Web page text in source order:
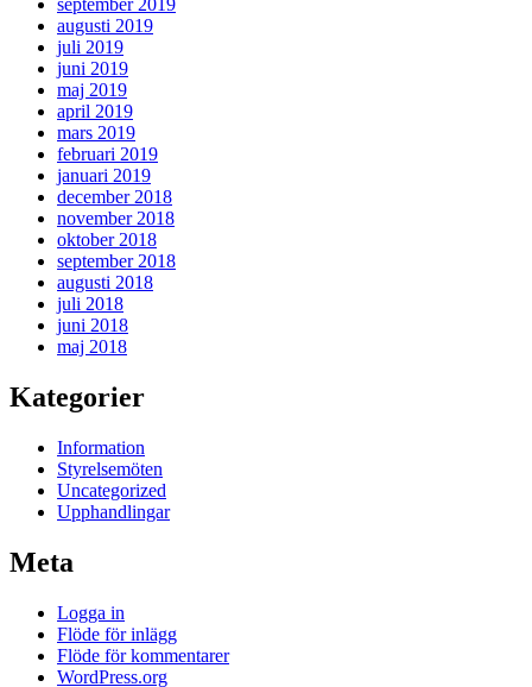
september 2019
augusti 2019
juli 2019
juni 2019
maj 2019
april 2019
mars 2019
februari 2019
januari 2019
december 2018
november 2018
oktober 2018
september 2018
augusti 2018
juli 2018
juni 2018
maj 2018
Kategorier
Information
Styrelsemöten
Uncategorized
Upphandlingar
Meta
Logga in
Flöde för inlägg
Flöde för kommentarer
WordPress.org